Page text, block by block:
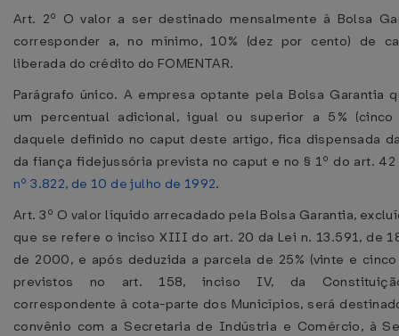
Art. 2º O valor a ser destinado mensalmente à Bolsa
corresponder a, no mínimo, 10% (dez por cento) de
liberada do crédito do FOMENTAR.
Parágrafo único. A empresa optante pela Bolsa Garantia
um percentual adicional, igual ou superior a 5%
daquele definido no caput deste artigo, fica dispensada
da fiança fidejussória prevista no caput e no § 1º do art.
nº 3.822, de 10 de julho de 1992.
Art. 3º O valor líquido arrecadado pela Bolsa Garantia,
que se refere o inciso XIII do art. 20 da Lei n. 13.591, de
de 2000, e após deduzida a parcela de 25% (vinte e
previstos no art. 158, inciso IV, da
correspondente à cota-parte dos Municípios, será
convênio com a Secretaria de Indústria e Comércio, à